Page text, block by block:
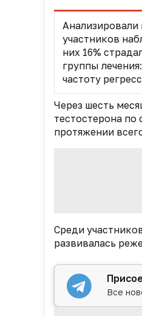
участников
них 16%
группы
частоту
Через шесть
тестостерона по
протяжении
Среди
развивалась
Все